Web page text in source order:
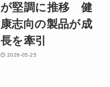
が堅調に推移 健
康志向の製品が成
長を牽引
2026-05-25